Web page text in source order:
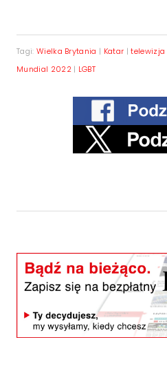
Tagi: Wielka Brytania | Katar |telewizja
Mundial 2022| LGBT